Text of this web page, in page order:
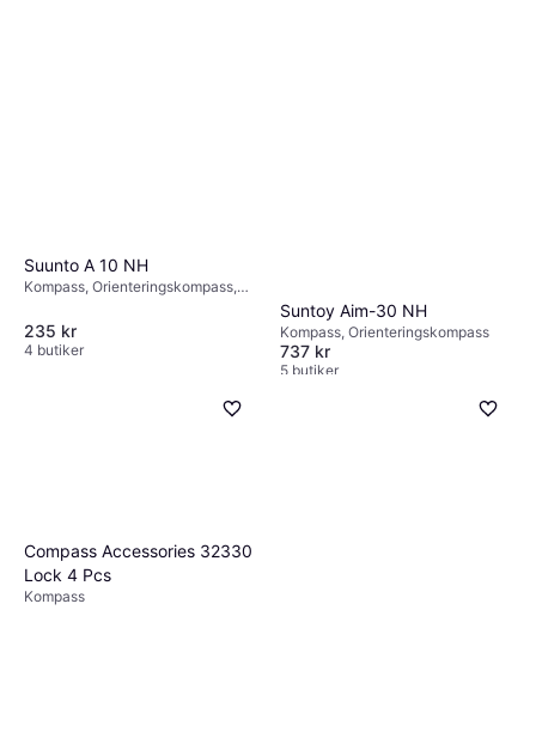
Suunto A 10 NH
Kompass, Orienteringskompass,
235 kr
4 butiker
Suntoy Aim-30 NH
Kompass, Orienteringskompass
737 kr
5 butiker
Compass Accessories 32330
Lock 4 Pcs
Kompass